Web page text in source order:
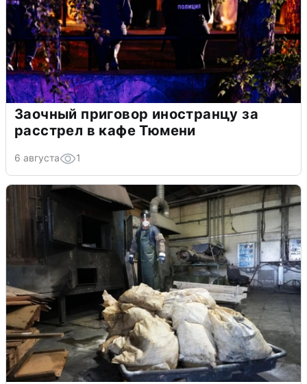
Заочный приговор иностранцу за
расстрел в кафе Тюмени
6 августа 1